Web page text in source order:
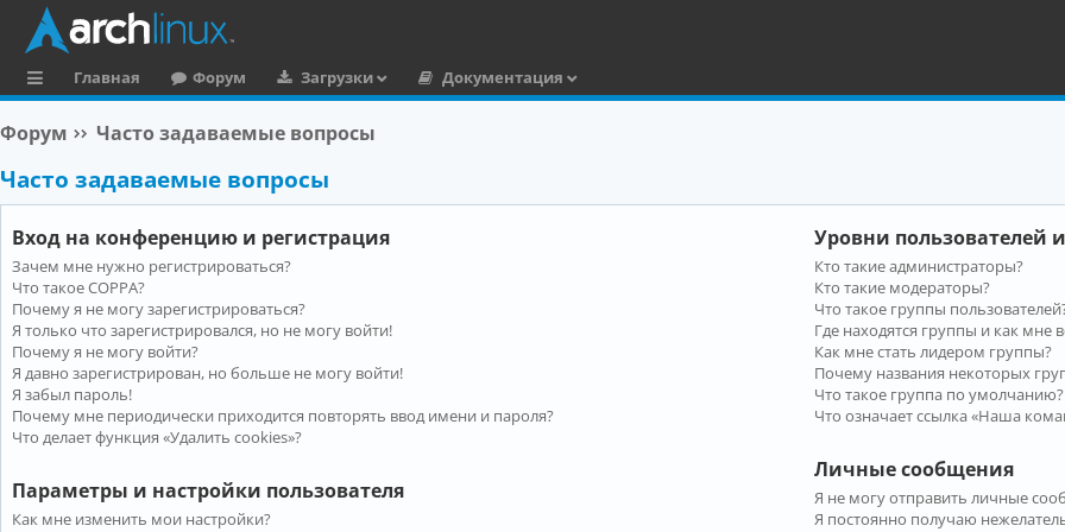
ы
л
Главная Форум Загрузки
Документация
Форум Часто задаваемые вопросы
Часто задаваемые вопросы
Вход на конференцию и регистрация
Зачем мне нужно регистрироваться?
Что такое COPPA?
Почему я не могу зарегистрироваться?
Я только что зарегистрировался, но не могу войти!
Почему я не могу войти?
Я давно зарегистрирован, но больше не могу войти!
Я забыл пароль!
Почему мне периодически приходится повторять ввод имени и пароля?
Что делает функция «Удалить cookies»?
Параметры и настройки пользователя
Как мне изменить мои настройки?
Уровни пользователей
Кто такие администраторы?
Кто такие модераторы?
Что такое группы
Где находятся группы и как мне
Как мне стать лидером группы?
Почему названия некоторых
Что такое группа по умолчанию?
Что означает ссылка «Наша
Личные сообщения
Я не могу отправить личные
Я постоянно получаю